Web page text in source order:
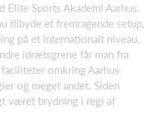
Sports Akademi Aarhus.
tilbyde et fremragende setup,
på et internationalt niveau.
idrætsgrene får man fra
omkring Aarhus
og meget andet. Siden
været brydning i regi af